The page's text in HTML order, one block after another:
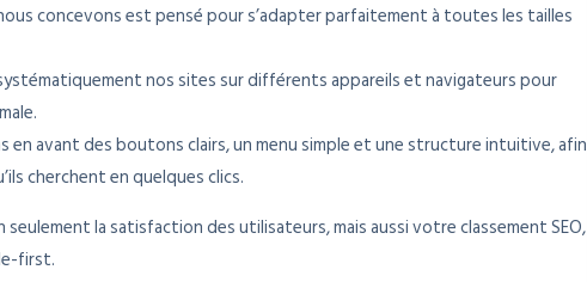
concevons est pensé pour s’adapter parfaitement à toutes les tailles
nos sites sur différents appareils et navigateurs pour
en avant des boutons clairs, un menu simple et une structure intuitive, afin
cherchent en quelques clics.
la satisfaction des utilisateurs, mais aussi votre classement SEO,
first.